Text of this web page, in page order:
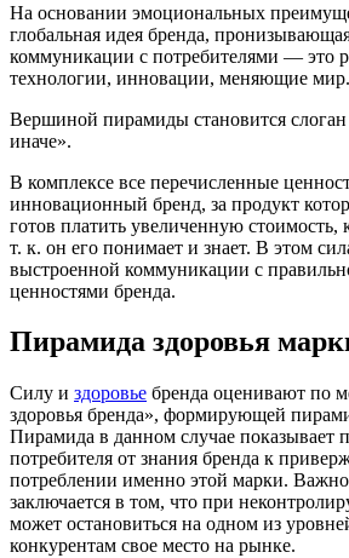
На основании эмоциональных
глобальная идея бренда,
коммуникации с потребителями — это
технологии, инновации, меняющие мир.
Вершиной пирамиды становится
иначе».
В комплексе все перечисленные
инновационный бренд, за продукт
готов платить увеличенную стоимость,
т. к. он его понимает и знает. В этом
выстроенной коммуникации с
ценностями бренда.
Пирамида здоровья
Силу и здоровье бренда оценивают по
здоровья бренда», формирующей
Пирамида в данном случае показывает
потребителя от знания бренда к
потреблении именно этой марки.
заключается в том, что при
может остановиться на одном из
конкурентам свое место на рынке.